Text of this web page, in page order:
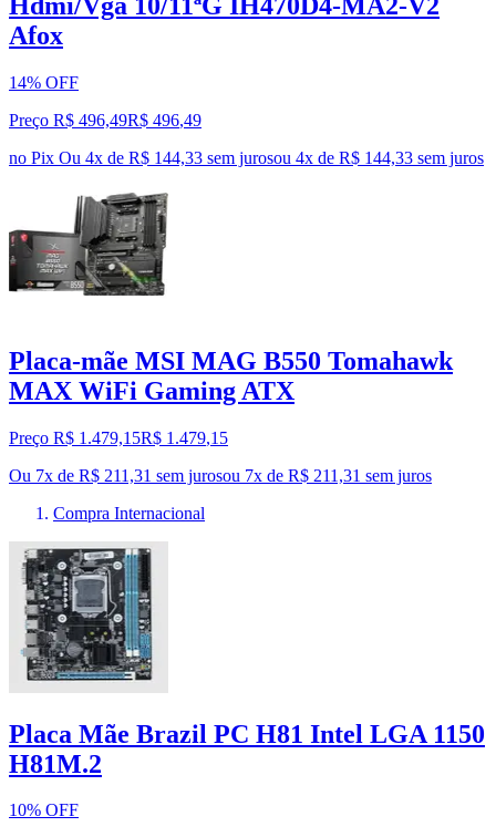
Afox
14% OFF
Preço R$ 496,49R$ 496,49
no Pix Ou 4x de R$ 144,33 sem jurosou 4x de R$ 144,33 sem juros
Placa-mãe MSI MAG B550 Tomahawk
MAX WiFi Gaming ATX
Preço R$ 1.479,15R$ 1.479,15
Ou 7x de R$ 211,31 sem jurosou 7x de R$ 211,31 sem juros
Compra Internacional
Placa Mãe Brazil PC H81 Intel LGA 1150
H81M.2
10% OFF